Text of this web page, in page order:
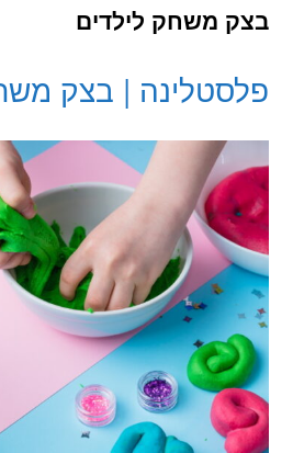
בצק משחק לילדים
פלסטלינה | בצק